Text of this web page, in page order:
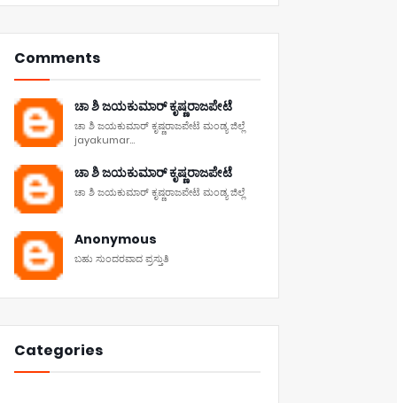
Comments
ಚಾ ಶಿ ಜಯಕುಮಾರ್ ಕೃಷ್ಣರಾಜಪೇಟೆ
ಚಾ ಶಿ ಜಯಕುಮಾರ್ ಕೃಷ್ಣರಾಜಪೇಟೆ ಮಂಡ್ಯ ಜಿಲ್ಲೆ
jayakumar...
ಚಾ ಶಿ ಜಯಕುಮಾರ್ ಕೃಷ್ಣರಾಜಪೇಟೆ
ಚಾ ಶಿ ಜಯಕುಮಾರ್ ಕೃಷ್ಣರಾಜಪೇಟೆ ಮಂಡ್ಯ ಜಿಲ್ಲೆ
Anonymous
ಬಹು ಸುಂದರವಾದ ಪ್ರಸ್ತುತಿ
Categories